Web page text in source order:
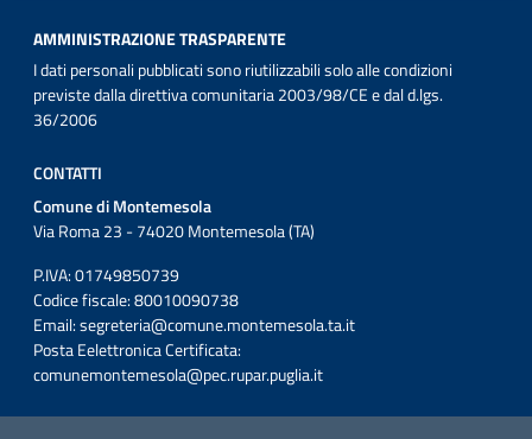
AMMINISTRAZIONE TRASPARENTE
I dati personali pubblicati sono riutilizzabili solo alle condizioni
previste dalla direttiva comunitaria 2003/98/CE e dal d.lgs.
36/2006
CONTATTI
Comune di Montemesola
Via Roma 23 - 74020 Montemesola (TA)
P.IVA: 01749850739
Codice fiscale: 80010090738
Email:segreteria@comune.montemesola.ta.it
Posta Eelettronica Certificata:
comunemontemesola@pec.rupar.puglia.it